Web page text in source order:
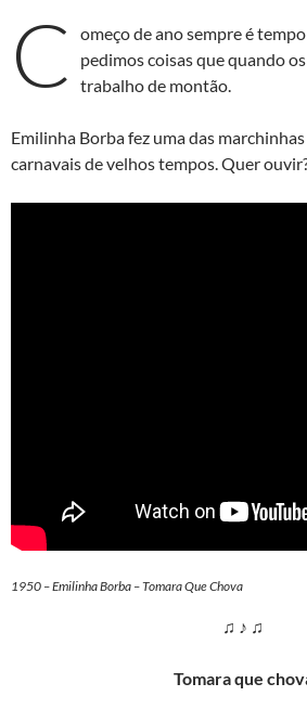
C
omeço de ano sempre é
pedimos coisas que quando
trabalho de montão.
Emilinha Borba fez uma das
carnavais de velhos tempos. Quer
1950 – Emilinha Borba – Tomara Que Chova
♫ ♪ ♫
Tomara que